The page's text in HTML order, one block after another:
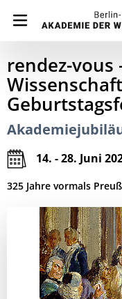
rendez-vous
14. - 28. Juni
325 Jahre vormals